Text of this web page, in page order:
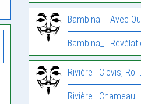
Bambina_ : Avec
Bambina_ :
Rivière : Clovis,
Rivière : Chameau